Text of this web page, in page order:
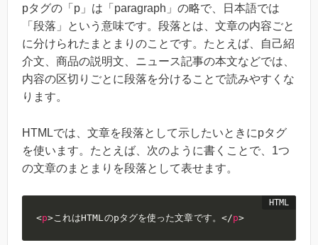
pタグの「p」は「paragraph」の略で、日本語では
「段落」という意味です。段落とは、文章の内容ごと
に分けられたまとまりのことです。たとえば、自己紹
介文、商品の説明文、ニュース記事の本文などでは、
内容の区切りごとに段落を分けることで読みやすくな
ります。
HTMLでは、文章を段落として示したいときにpタグ
を使います。たとえば、次のように書くことで、1つ
の文章のまとまりを段落として表せます。
<p>これはHTMLのpタグを使った文章です。 </p>